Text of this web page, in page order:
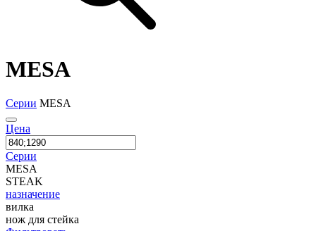
MESA
Серии MESA
Цена
Серии
MESA
STEAK
назначение
вилка
нож для стейка